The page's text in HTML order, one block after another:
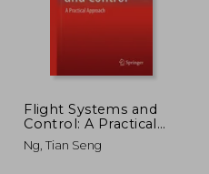
Flight Systems and
Control: A Practical
Approach (en Inglés)
Ng, Tian Seng